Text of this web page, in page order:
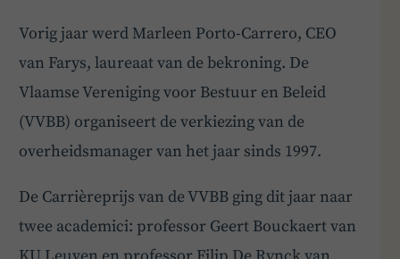
Vorig jaar werd Marleen Porto-Carrero, CEO
van Farys, laureaat van de bekroning. De
Vlaamse Vereniging voor Bestuur en Beleid
(VVBB) organiseert de verkiezing van de
overheidsmanager van het jaar sinds 1997.
De Carrièreprijs van de VVBB ging dit jaar naar
twee academici: professor Geert Bouckaert van
Hey! Heb je een vraag over goed bestuur? Stel
ze gerust!